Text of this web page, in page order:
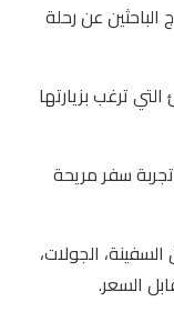
الباحثين عن رحلة
ترغب بزيارتها
سفر مريحة
الجولات،
السعر.